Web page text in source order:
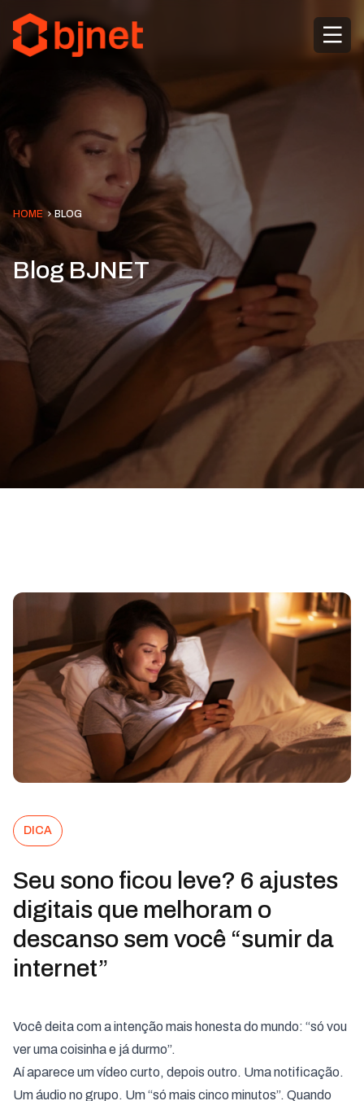
HOME BLOG
Blog BJNET
DICA
Seu sono ficou leve? 6 ajustes
digitais que melhoram o
descanso sem você “sumir da
internet”
Você deita com a intenção mais honesta do mundo: “só vou
ver uma coisinha e já durmo”.
Aí aparece um vídeo curto, depois outro. Uma notificação.
Um áudio no grupo. Um “só mais cinco minutos”. Quando